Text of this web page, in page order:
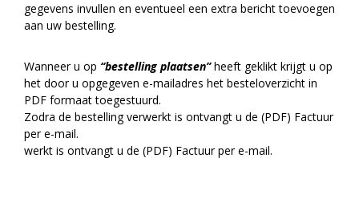
gegevens invullen en eventueel een extra bericht toevoegen
aan uw bestelling.
Wanneer u op “bestelling plaatsen”heeft geklikt krijgt u op
het door u opgegeven e-mailadres het besteloverzicht in
PDF formaat toegestuurd.
Zodra de bestelling verwerkt is ontvangt u de (PDF) Factuur
per e-mail.
werkt is ontvangt u de (PDF) Factuur per e-mail.